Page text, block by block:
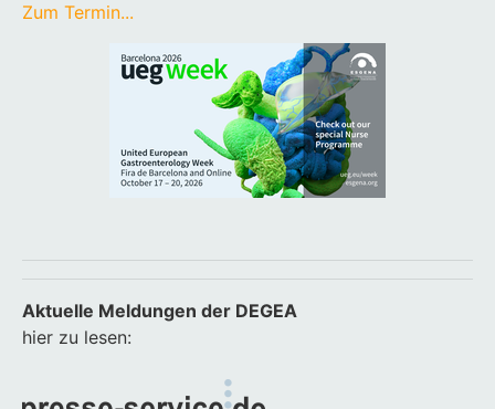
Zum Termin...
Aktuelle Meldungen der DEGEA
hier zu lesen: